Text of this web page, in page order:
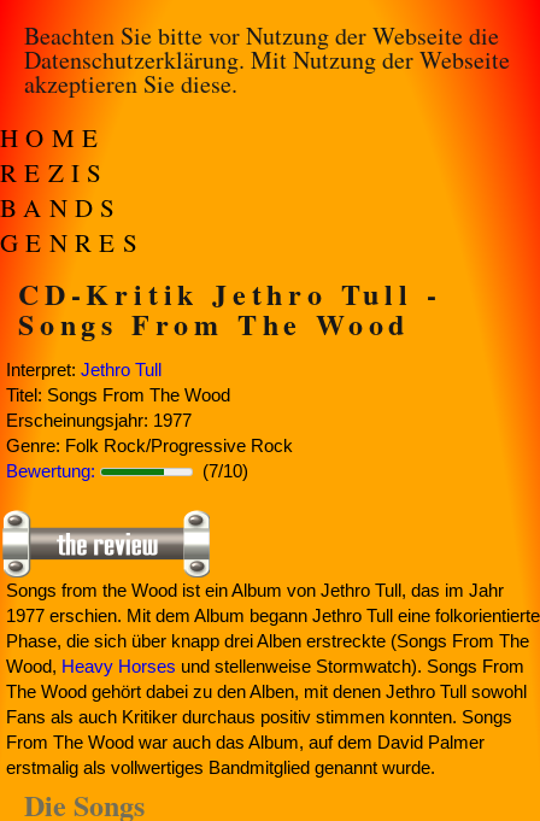
Beachten Sie bitte vor Nutzung der Webseite die
Datenschutzerklärung. Mit Nutzung der Webseite
akzeptieren Sie diese.
HOME
REZIS
BANDS
GENRES
CD-Kritik Jethro Tull -
Songs From The Wood
Interpret: Jethro Tull
Titel: Songs From The Wood
Erscheinungsjahr: 1977
Genre: Folk Rock/Progressive Rock
Bewertung:
(7/10)
Songs from the Wood ist ein Album von Jethro Tull, das im Jahr
1977 erschien. Mit dem Album begann Jethro Tull eine folkorientierte
Phase, die sich über knapp drei Alben erstreckte (Songs From The
Wood, Heavy Horses und stellenweise Stormwatch). Songs From
The Wood gehört dabei zu den Alben, mit denen Jethro Tull sowohl
Fans als auch Kritiker durchaus positiv stimmen konnten. Songs
From The Wood war auch das Album, auf dem David Palmer
erstmalig als vollwertiges Bandmitglied genannt wurde.
Die Songs